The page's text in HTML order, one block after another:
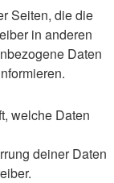
Seiten, die die
in anderen
Daten
welche Daten
deiner Daten